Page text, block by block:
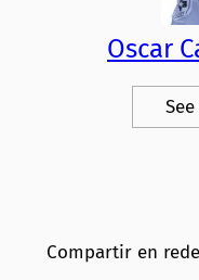
Oscar
Compartir en